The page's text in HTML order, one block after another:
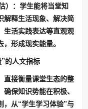
）：学生能将当堂知
解释生活现象、解决简
生活实践表达等直观观
形成现实能量。
的人文指标
直接衡量课堂生态的整
保知识势能在积极、
从“学生学习体验”与